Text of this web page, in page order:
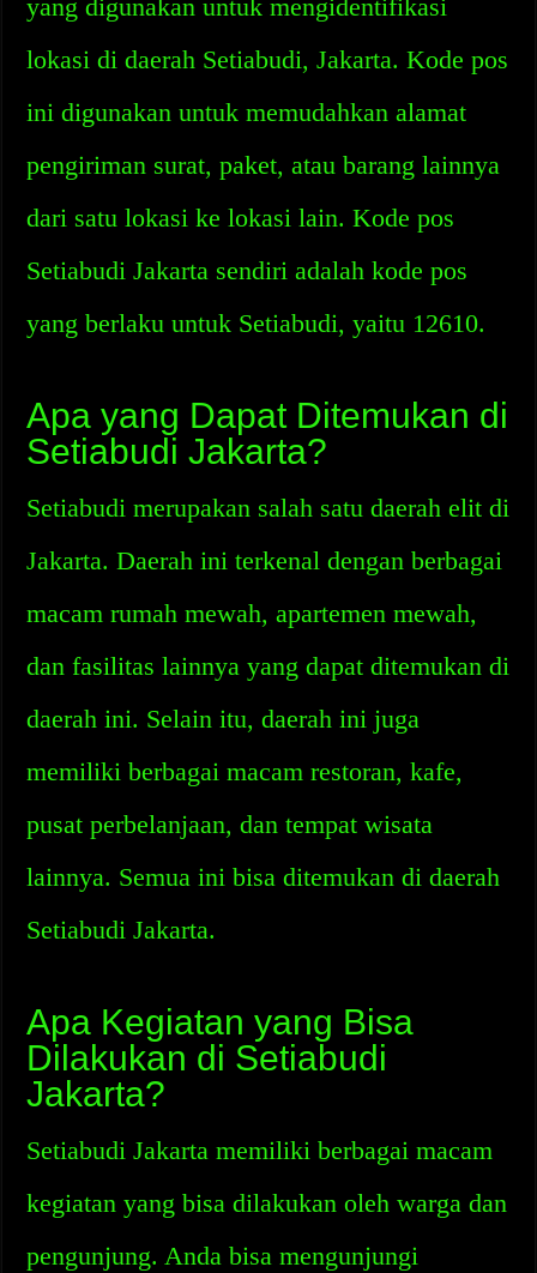
yang digunakan untuk mengidentifikasi
lokasi di daerah Setiabudi, Jakarta. Kode pos
ini digunakan untuk memudahkan alamat
pengiriman surat, paket, atau barang lainnya
dari satu lokasi ke lokasi lain. Kode pos
Setiabudi Jakarta sendiri adalah kode pos
yang berlaku untuk Setiabudi, yaitu 12610.
Apa yang Dapat Ditemukan di
Setiabudi Jakarta?
Setiabudi merupakan salah satu daerah elit di
Jakarta. Daerah ini terkenal dengan berbagai
macam rumah mewah, apartemen mewah,
dan fasilitas lainnya yang dapat ditemukan di
daerah ini. Selain itu, daerah ini juga
memiliki berbagai macam restoran, kafe,
pusat perbelanjaan, dan tempat wisata
lainnya. Semua ini bisa ditemukan di daerah
Setiabudi Jakarta.
Apa Kegiatan yang Bisa
Dilakukan di Setiabudi
Jakarta?
Setiabudi Jakarta memiliki berbagai macam
kegiatan yang bisa dilakukan oleh warga dan
pengunjung. Anda bisa mengunjungi